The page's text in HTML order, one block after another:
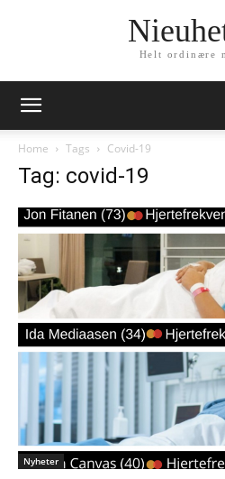
Helt ordinære
Home Tags Covid-19
Tag: covid-19
Nyheter